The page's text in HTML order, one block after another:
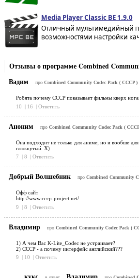
Media Player Classic BE 1.9.0
Отличный мультимедийный
возможностями настройки
Отзывы о программе Combined
Вадим
про Combined Community Codec Pack ( CCCP )
Робята почему СССР показывает фильмы кверх
10
| 16 | Ответить
Аноним про Combined Community Codec Pack (
Она подходит не только для аниме, но и вообше
глюкнутый. X)
7
| 8 | Ответить
Добрый Волшебник про Combined Community
Офф сайт
http://www.cccp-project.net/
9
| 8 | Ответить
Владимир про Combined Community Codec Pack (
1) А чем Вас K-Lite_Codec не устраивает?
2) СССР - а почему интерфейс английский???
9
| 10 | Ответить